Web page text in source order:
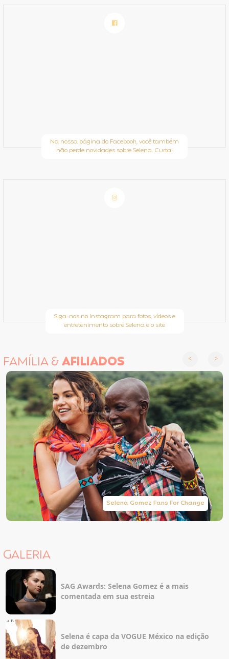
Na nossa página do Facebook, você também
não perde novidades sobre Selena. Curta!
Siga-nos no Instagram para fotos, vídeos e
entretenimento sobre Selena e o site
FAMÍLIA &AFILIADOS
Selena Gomez Fans For Change
GALERIA
SAG Awards: Selena Gomez é a mais
comentada em sua estreia
Selena é capa da VOGUE México na edição
de dezembro